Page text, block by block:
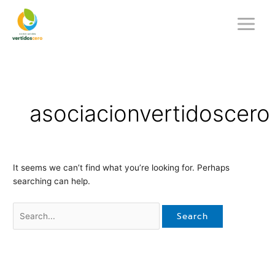
content
asociacionvertidoscero
It seems we can’t find what you’re looking for. Perhaps
searching can help.
for: